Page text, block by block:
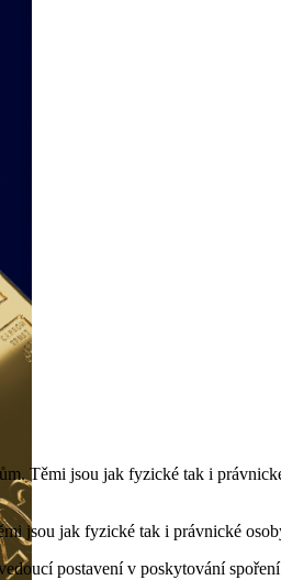
Těmi jsou jak fyzické tak i
jsou jak fyzické tak i právnické
postavení v poskytování